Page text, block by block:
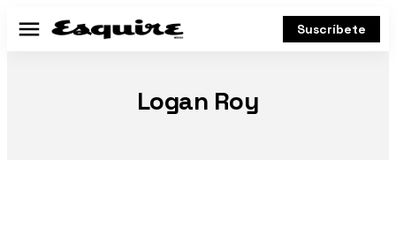
Menú Suscríbete
Logan Roy